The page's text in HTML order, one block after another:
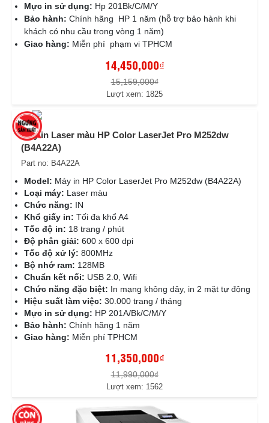
Mực in sử dụng: Hp 201Bk/C/M/Y
Bảo hành: Chính hãng HP 1 năm (hỗ trợ bảo hành khi
khách có nhu cầu trong vòng 1 năm)
Giao hàng: Miễn phí phạm vi TPHCM
14,450,000₫
15,159,000₫
Lượt xem: 1825
Máy in Laser màu HP Color LaserJet Pro M252dw
(B4A22A)
Part no: B4A22A
Model: Máy in HP Color LaserJet Pro M252dw (B4A22A)
Loại máy: Laser màu
Chức năng: IN
Khổ giấy in: Tối đa khổ A4
Tốc độ in: 18 trang / phút
Độ phân giải: 600 x 600 dpi
Tốc độ xử lý: 800MHz
Bộ nhớ ram: 128MB
Chuẩn kết nối: USB 2.0, Wifi
Chức năng đặc biệt: In mạng không dây, in 2 mặt tự động
Hiệu suất làm việc: 30.000 trang / tháng
Mực in sử dụng: HP 201A/Bk/C/M/Y
Bảo hành: Chính hãng 1 năm
Giao hàng: Miễn phí TPHCM
11,350,000₫
11,990,000₫
Lượt xem: 1562